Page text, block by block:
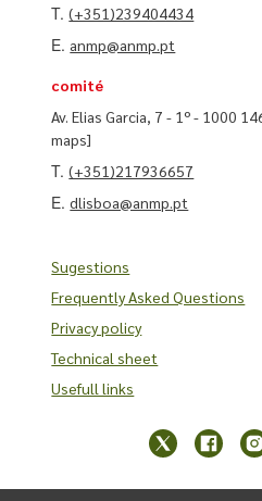
T.(+351)239404434
E. anmp@anmp.pt
comité
Av. Elias Garcia, 7 - 1º - 1000
maps]
T.(+351)217936657
E.dlisboa@anmp.pt
Sugestions
Frequently Asked Questions
Privacy policy
Technical sheet
Usefull links